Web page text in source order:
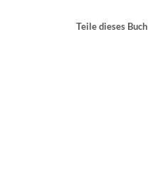
Teile dieses Buch